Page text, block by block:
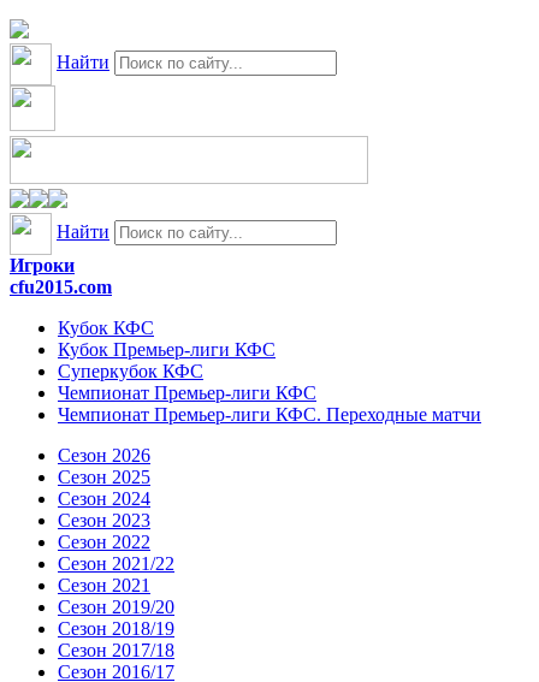
Найти
Найти
Игроки
cfu2015.com
Кубок КФС
Кубок Премьер-лиги КФС
Суперкубок КФС
Чемпионат Премьер-лиги КФС
Чемпионат Премьер-лиги КФС. Переходные матчи
Сезон 2026
Сезон 2025
Сезон 2024
Сезон 2023
Сезон 2022
Сезон 2021/22
Сезон 2021
Сезон 2019/20
Сезон 2018/19
Сезон 2017/18
Сезон 2016/17